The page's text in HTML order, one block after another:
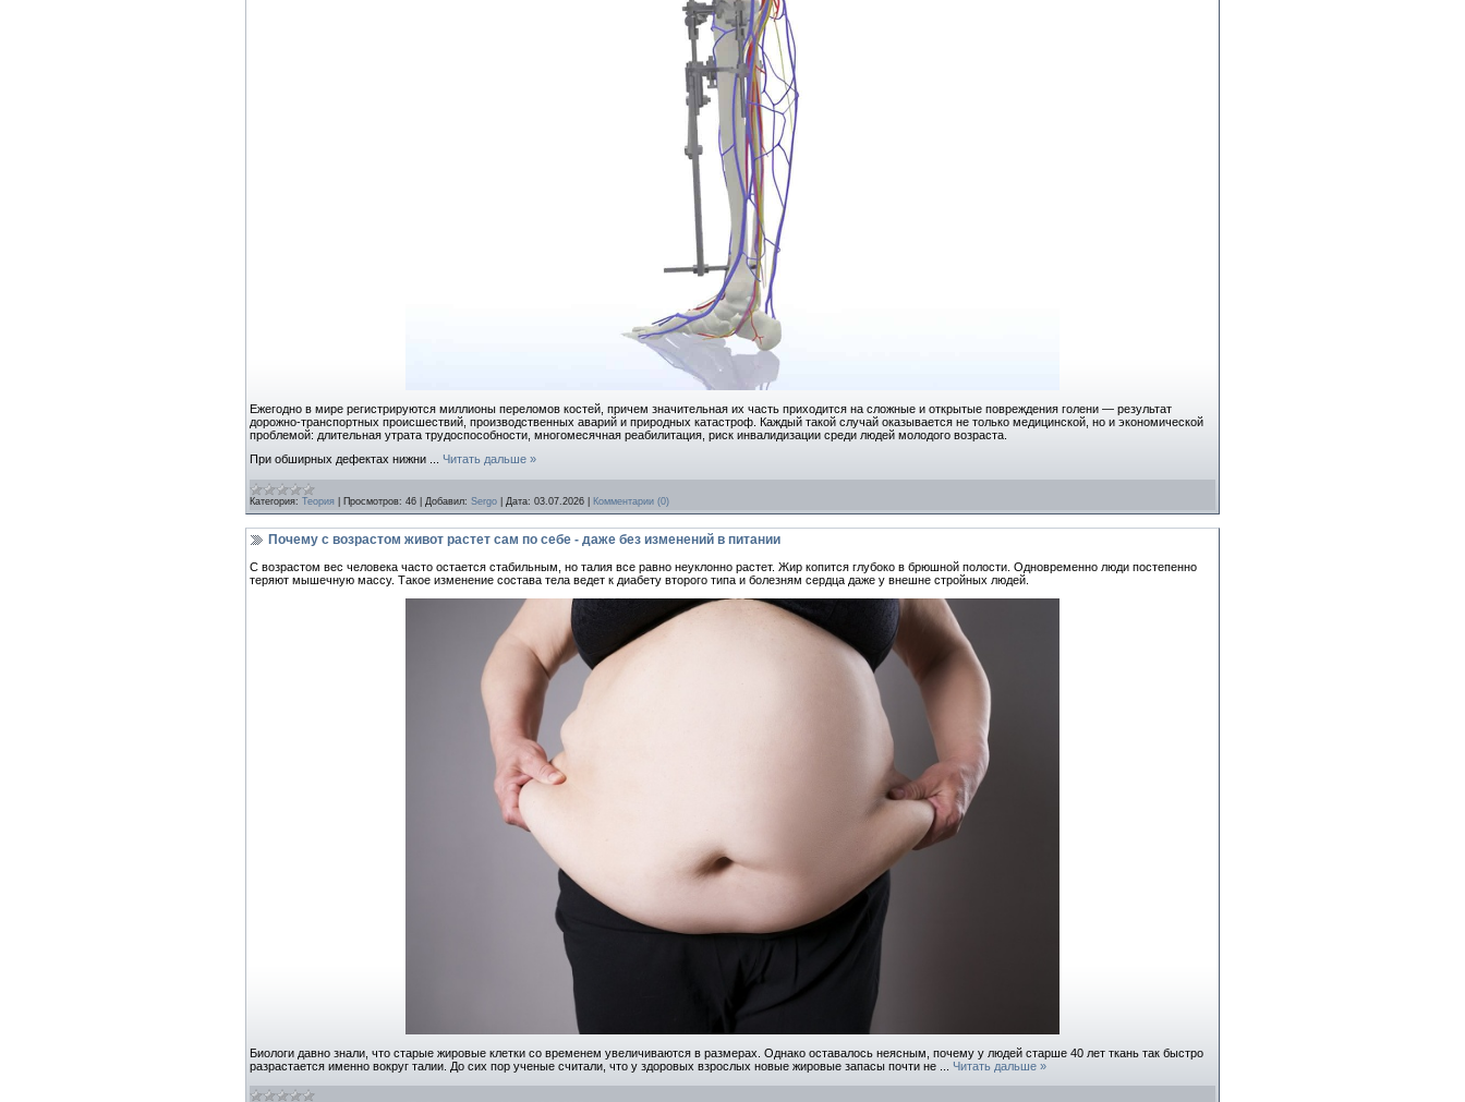
Ежегодно в мире регистрируются миллионы переломов костей, причем значительная их часть приходится на сложные и открытые повреждения голени — результат
дорожно-транспортных происшествий, производственных аварий и природных катастроф. Каждый такой случай оказывается не только медицинской, но и экономической
проблемой: длительная утрата трудоспособности, многомесячная реабилитация, риск инвалидизации среди людей молодого возраста.
При обширных дефектах нижни
Читать дальше »
Категория: Теория Просмотров: 46 Добавил: Sergo Дата: 03.07.2026 Комментарии (0)
Почему с возрастом живот растет сам по себе - даже без изменений в питании
С возрастом вес человека часто остается стабильным, но талия все равно неуклонно растет. Жир копится глубоко в брюшной полости. Одновременно люди постепенно
теряют мышечную массу. Такое изменение состава тела ведет к диабету второго типа и болезням сердца даже у внешне стройных людей.
Биологи давно знали, что старые жировые клетки со временем увеличиваются в размерах. Однако оставалось неясным, почему у людей старше 40 лет ткань так быстро
разрастается именно вокруг талии. До сих пор ученые считали, что у здоровых взрослых новые жировые запасы почти не
Читать дальше »